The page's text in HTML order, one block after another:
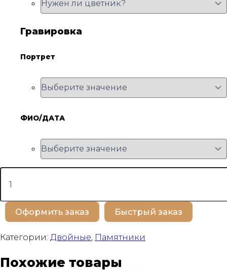
Гравировка
Портрет
ФИО/ДАТА
Количество
товара
Оформить заказ Быстрый заказ
Категории: Двойные Памятники
Похожие товары